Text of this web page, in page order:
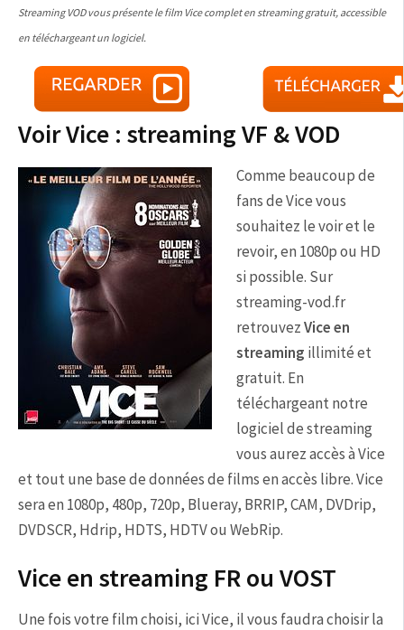
Streaming VOD vous présente le film Vice complet en streaming gratuit, accessible
en téléchargeant un logiciel.
Voir Vice : streaming VF & VOD
Comme beaucoup de
fans de Vice vous
souhaitez le voir et le
revoir, en 1080p ou HD
si possible. Sur
streaming-vod.fr
retrouvezVice en
streaming illimité et
gratuit. En
téléchargeant notre
logiciel de streaming
vous aurez accès à Vice
et tout une base de données de films en accès libre. Vice
sera en 1080p, 480p, 720p, Blueray, BRRIP, CAM, DVDrip,
DVDSCR, Hdrip, HDTS, HDTV ou WebRip.
Vice en streaming FR ou VOST
Une fois votre film choisi, ici Vice, il vous faudra choisir la